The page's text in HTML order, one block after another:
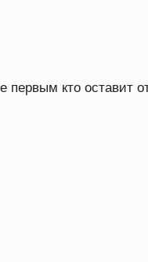
первым кто оставит